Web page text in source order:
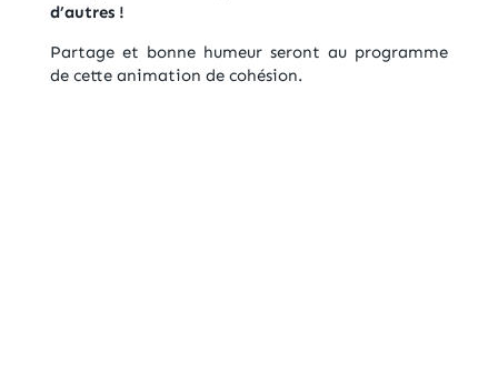
d’autres !
Partage et bonne humeur seront au programme
de cette animation de cohésion.